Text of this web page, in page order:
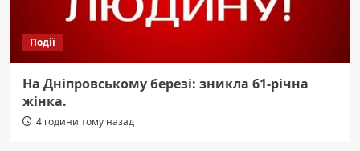
Події
На Дніпровському березі: зникла 61-річна
жінка.
4 години тому назад